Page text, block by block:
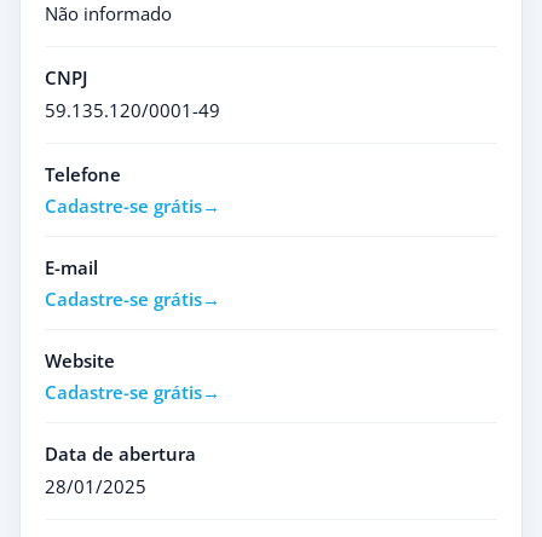
Não informado
CNPJ
59.135.120/0001-49
Telefone
Cadastre-se grátis
E-mail
Cadastre-se grátis
Website
Cadastre-se grátis
Data de abertura
28/01/2025